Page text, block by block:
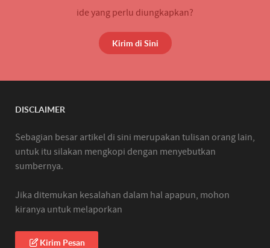
ide yang perlu diungkapkan?
Kirim di Sini
DISCLAIMER
Sebagian besar artikel di sini merupakan tulisan orang lain,
untuk itu silakan mengkopi dengan menyebutkan
sumbernya.
Jika ditemukan kesalahan dalam hal apapun, mohon
kiranya untuk melaporkan
Kirim Pesan